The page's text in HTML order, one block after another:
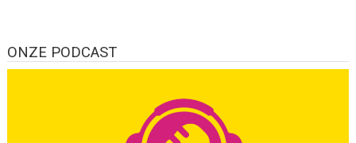
ONZE PODCAST